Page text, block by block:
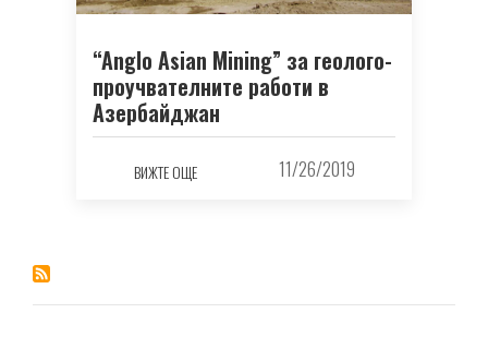
“Anglo Asian Mining” за геолого-
проучвателните работи в
Азербайджан
ВИЖТЕ ОЩЕ 11/26/2019